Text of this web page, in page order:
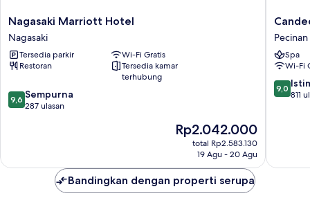
Nagasaki
Marriott
Hotel
Nagasaki
Nagasaki Marriott Hotel
Nagasaki
Tersedia parkir
Wi-Fi Gratis
Restoran
Tersedia kamar
terhubung
9.6
dari
9,6 Sempurna
287 ulasan
Harga
sekarang
Rp2.042.000
Rp2.042.000
total Rp2.583.130
19 Agu - 20 Agu
Candeo
Hotels
Shinchi
Pecinan
Spa
Wi-Fi
9.0
dari
9,0
811
Bandingkan dengan properti serupa